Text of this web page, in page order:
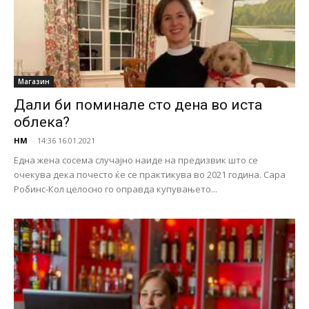
Магазин
Дали би поминале сто дена во иста
облека?
НМ - 14:36 16.01.2021
Една жена сосема случајно наиде на предизвик што се
очекува дека почесто ќе се практикува во 2021 година. Сара
Робинс-Кол целосно го оправда купувањето...